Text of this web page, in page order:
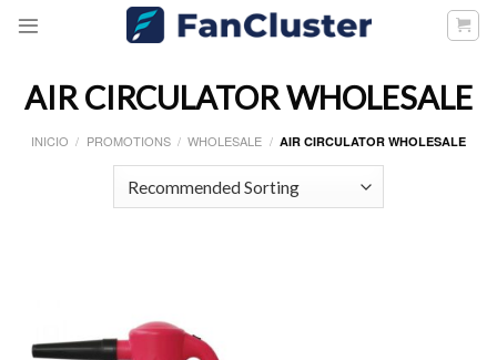
AIR CIRCULATOR WHOLESALE
INICIO / PROMOTIONS / WHOLESALE / AIR CIRCULATOR WHOLESALE